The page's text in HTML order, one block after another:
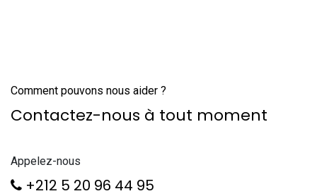
Comment pouvons nous aider ?
Contactez-nous à tout moment
Appelez-nous
+212 5 20 96 44 95